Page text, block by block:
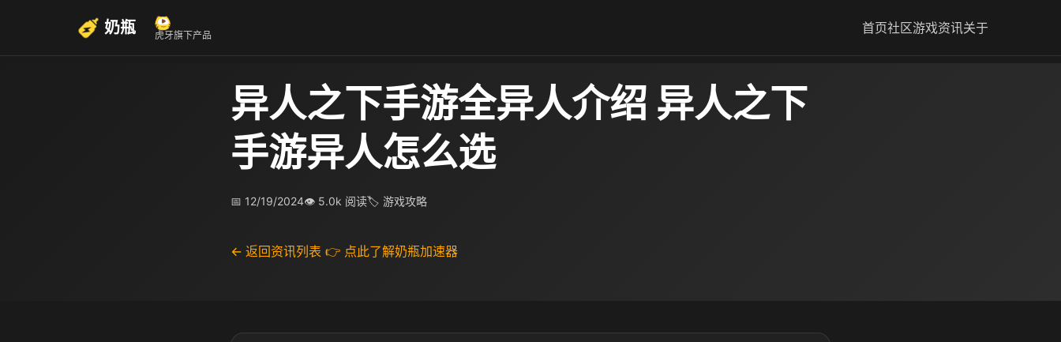
奶瓶 虎牙旗下产品 首页社区游戏资讯关于
异人之下手游全异人介绍 异人之下
手游异人怎么选
📅 12/19/2024👁 5.0k 阅读🏷 游戏攻略
← 返回资讯列表 👉 点此了解奶瓶加速器